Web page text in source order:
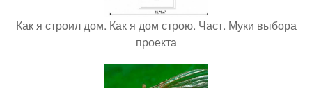
Как я строил дом. Как я дом строю. Част. Муки выбора
проекта